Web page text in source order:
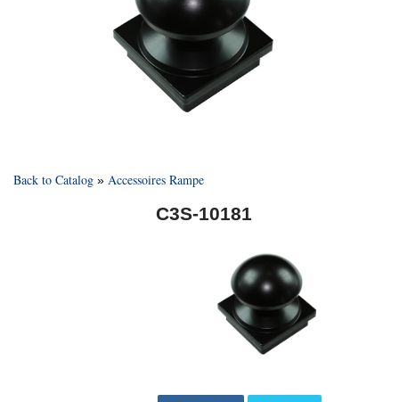
Back to Catalog Accessoires Rampe
C3S-10181